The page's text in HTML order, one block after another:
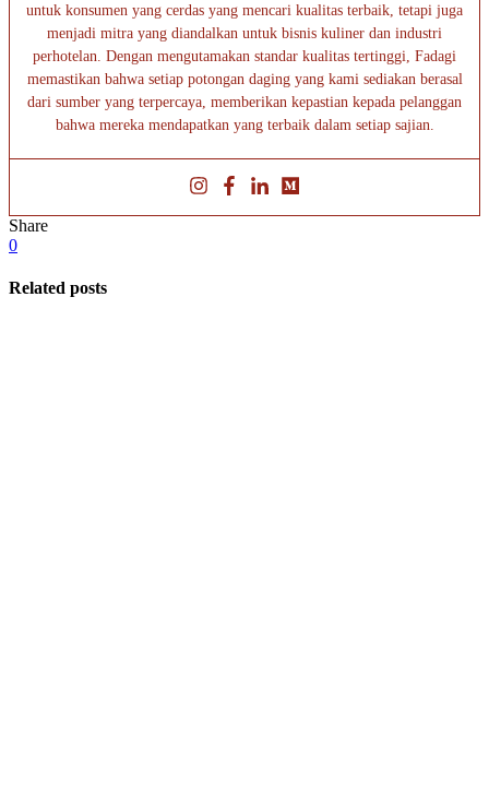
untuk konsumen yang cerdas yang mencari kualitas terbaik, tetapi juga
menjadi mitra yang diandalkan untuk bisnis kuliner dan industri
perhotelan. Dengan mengutamakan standar kualitas tertinggi, Fadagi
memastikan bahwa setiap potongan daging yang kami sediakan berasal
dari sumber yang terpercaya, memberikan kepastian kepada pelanggan
bahwa mereka mendapatkan yang terbaik dalam setiap sajian.
Share
0
Related posts